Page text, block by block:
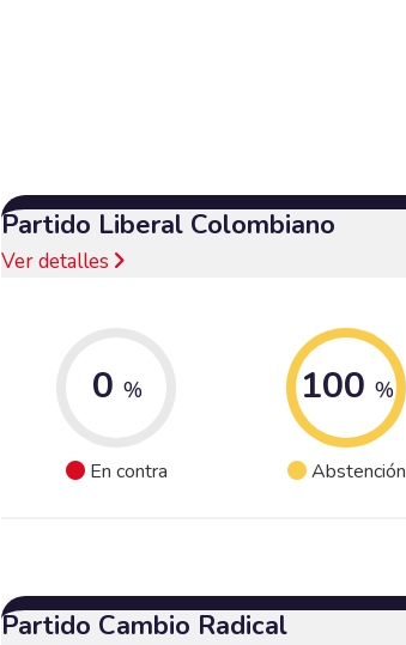
Partido Liberal Colombiano
Ver detalles
0 %
En contra
100 %
Abstención
Partido Cambio Radical